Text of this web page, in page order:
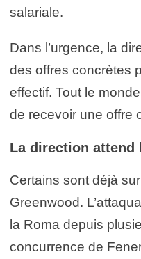
salariale.
Dans l’urgence, la
des offres concrètes
effectif. Tout le
de recevoir une offre
La direction attend
Certains sont déjà
Greenwood.
la Roma depuis
concurrence de